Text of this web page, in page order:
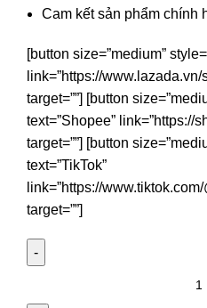
Cam kết sản phẩm chính
[button size=”medium”
link=”https://
target=””] [button
text=”Shopee” link=”https://
target=””] [button
text=”TikTok”
link=”https://
target=””]